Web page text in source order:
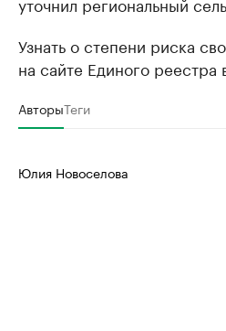
Узнать о степени риска
на сайте Единого реестра
АвторыТеги
Юлия Новоселова